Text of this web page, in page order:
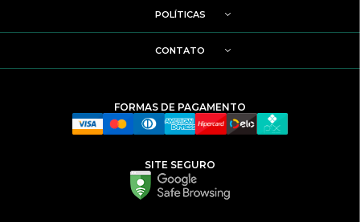
POLÍTICAS
CONTATO
SITE SEGURO
FORMAS DE PAGAMENTO